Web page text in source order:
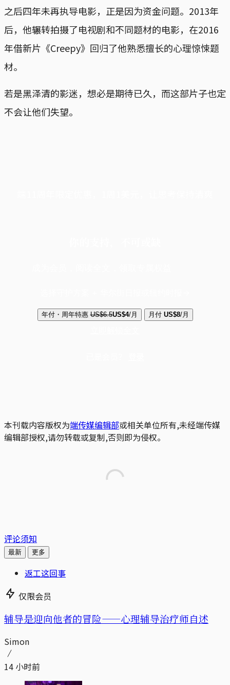
之后四年未再执导电影，正是因为资金问题。2013年
后，他辗转拍摄了电视剧和不同题材的电影，在2016
年借新片《Creepy》回归了他熟悉擅长的心理惊悚题
材。
若是黑泽清的影迷，想必是期待已久，而这部片子也定
不会让他们失望。
年付・周年特惠 US$6.5US$4/月 月付 US$8/月
本刊载内容版权为端传媒编辑部或相关单位所有,未经端传媒
编辑部授权,请勿转载或复制,否则即为侵权。
评论须知
最新 更多
返工这回事
仅限会员
辅导是迎向他者的冒险——心理辅导治疗师自述
Simon
14 小时前